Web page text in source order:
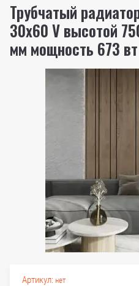
Трубчатый
30x60 V высотой
мм мощность 673
Артикул: нет